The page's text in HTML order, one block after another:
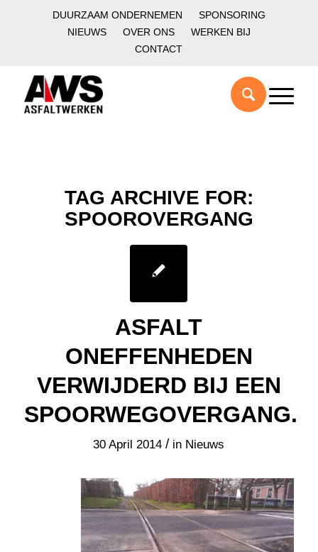
DUURZAAM ONDERNEMEN
SPONSORING
NIEUWS
OVER ONS
WERKEN BIJ
CONTACT
TAG ARCHIVE FOR:
SPOOROVERGANG
ASFALT
ONEFFENHEDEN
VERWIJDERD BIJ EEN
SPOORWEGOVERGANG.
30 April 2014 / in Nieuws